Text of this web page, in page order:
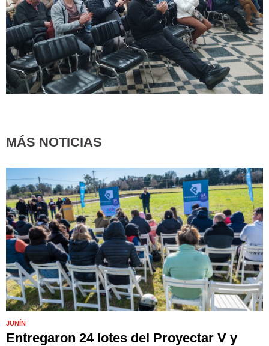
MÁS NOTICIAS
JUNÍN
Entregaron 24 lotes del Proyectar V y